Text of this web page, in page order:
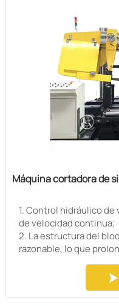
Máquina cortadora de
1. Control hidráulico
de velocidad continua;
2. La estructura del
razonable, lo que
3. Estructura de doble
tipo pórtico, aserrado
